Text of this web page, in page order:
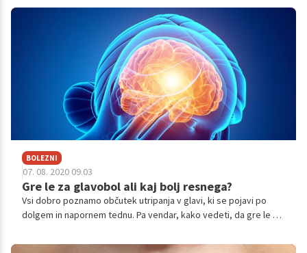
dobrih hranil, ki izboljšujejo naše zdravje.
BOLEZNI
07. 08. 2020 09.03
Gre le za glavobol ali kaj bolj resnega?
Vsi dobro poznamo občutek utripanja v glavi, ki se pojavi po
dolgem in napornem tednu. Pa vendar, kako vedeti, da gre le za